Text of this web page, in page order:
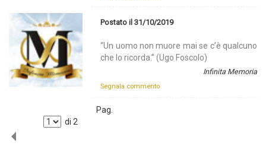
Postato il 31/10/2019
“Un uomo non muore mai se c’è qualcuno
che lo ricorda.” (Ugo Foscolo)
Infinita Memoria
Segnala commento
Pag.
di 2